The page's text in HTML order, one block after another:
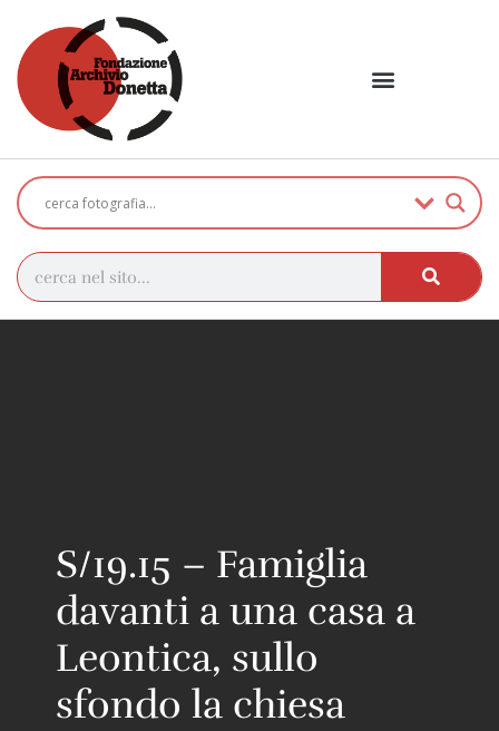
S/19.15 – Famiglia
davanti a una casa a
Leontica, sullo
sfondo la chiesa